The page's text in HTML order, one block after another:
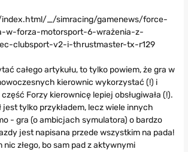
_/simracing/gamenews/force-
w-forza-motorsport-6-wrażenia-z-
clubsport-v2-i-thrustmaster-tx-r129
całego artykułu, to tylko powiem, że gra w
kierownic wykorzystać (!) i
Forzy kierownicę lepiej obsługiwała (!).
jest tylko przykładem, lecz wiele innych
- gra (o ambicjach symulatora) o bardzo
jest napisana przede wszystkim na pada!
nic złego, bo sam pad z aktywnymi